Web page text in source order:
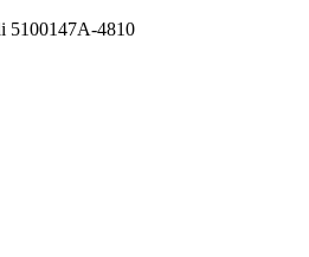
5100147A-4810